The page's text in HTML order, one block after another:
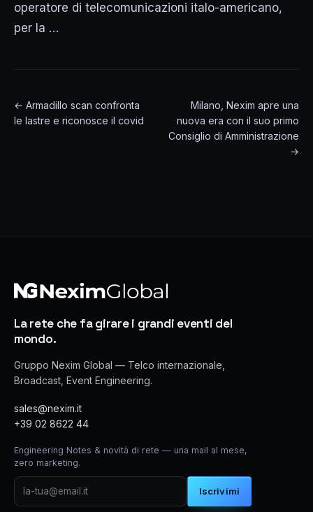
operatore di telecomunicazioni italo-americano,
per la …
← Armadillo scan confronta
le lastre e riconosce il covid
Milano, Nexim apre una
nuova era con il suo primo
Consiglio di Amministrazione
→
La rete che fa girare i grandi eventi del
mondo.
Gruppo Nexim Global — Telco internazionale,
Broadcast, Event Engineering.
sales@nexim.it
+39 02 8622 44
Engineering Notes & novità di rete — una mail al mese,
zero marketing.
Iscrivimi